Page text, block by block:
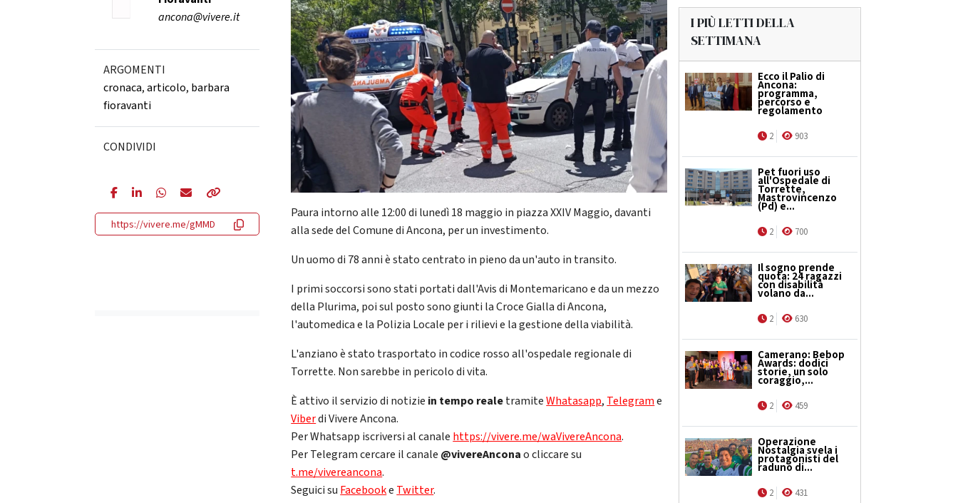
ancona@vivere.it
ARGOMENTI
cronaca,articolo, barbara
fioravanti
CONDIVIDI
https://vivere.me/gMMD
Paura intorno alle 12:00 di lunedì 18 maggio in piazza XXIV Maggio, davanti
alla sede del Comune di Ancona, per un investimento.
Un uomo di 78 anni è stato centrato in pieno da un'auto in transito.
I primi soccorsi sono stati portati dall'Avis di Montemaricano e da un mezzo
della Plurima, poi sul posto sono giunti la Croce Gialla di Ancona,
l'automedica e la Polizia Locale per i rilievi e la gestione della viabilità.
L'anziano è stato trasportato in codice rosso all'ospedale regionale di
Torrette. Non sarebbe in pericolo di vita.
È attivo il servizio di notizie in tempo realetramiteWhatasapp, Telegrame
Viberdi Vivere Ancona.
Per Whatsapp iscriversi al canale https://vivere.me/waVivereAncona.
Per Telegram cercare il canale @vivereAnconao cliccare su
t.me/vivereancona.
Seguici su Facebooke Twitter.
I PIÙ LETTI DELLA
SETTIMANA
Ecco il Palio di
Ancona:
programma,
percorso e
regolamento
2 903
Pet fuori uso
all'Ospedale di
Torrette,
Mastrovincenzo
(Pd) e...
2 700
Il sogno prende
quota: 24 ragazzi
con disabilità
volano da...
2 630
Camerano: Bebop
Awards: dodici
storie, un solo
coraggio,...
2 459
Operazione
Nostalgia svela i
protagonisti del
raduno di...
2 431